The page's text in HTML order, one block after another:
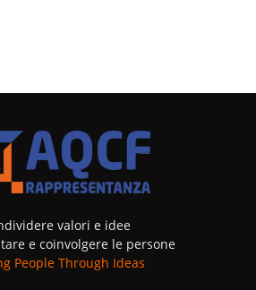
valori e idee
e coinvolgere le persone
People Through Ideas